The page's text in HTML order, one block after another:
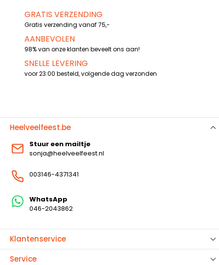
GRATIS VERZENDING
Gratis verzending vanaf 75,-
AANBEVOLEN
98% van onze klanten beveelt ons aan!
SNELLE LEVERING
voor 23:00 besteld, volgende dag verzonden
Klantenservice
Service
Heelveelfeest.be
Stuur een mailtje
sonja@heelveelfeest.nl
003146-4371341
WhatsApp
046-2043862